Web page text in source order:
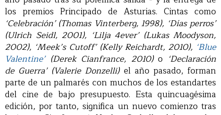
los premios Principado de Asturias. Cintas como
‘Celebración’ (Thomas Vinterberg, 1998), ‘Días perros’
(Ulrich Seidl, 2001), ‘Lilja 4ever’ (Lukas Moodyson,
2002), ‘Meek’s Cutoff’ (Kelly Reichardt, 2010), ‘Blue
Valentine’ (Derek Cianfrance, 2010)o ‘Declaración
de Guerra’ (Valerie Donzelli)el año pasado, forman
parte de un palmarés con muchos de los estandartes
del cine de bajo presupuesto. Esta quincuagésima
edición, por tanto, significa un nuevo comienzo tras